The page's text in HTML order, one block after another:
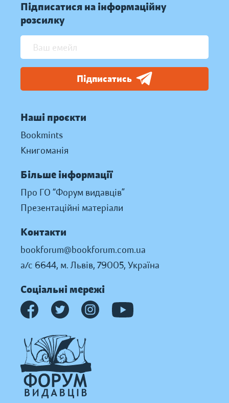
Підписатися на інформаційну
розсилку
Підписатись
Наші проєкти
Bookmints
Книгоманія
Більше інформації
Про ГО “Форум видавців”
Презентаційні матеріали
Контакти
bookforum@bookforum.com.ua
а/с 6644, м. Львів, 79005, Україна
Соціальні мережі